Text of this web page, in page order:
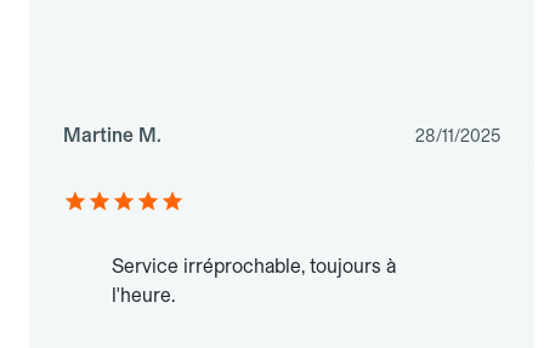
Martine M. 28/11/2025
Service irréprochable, toujours à
l'heure.